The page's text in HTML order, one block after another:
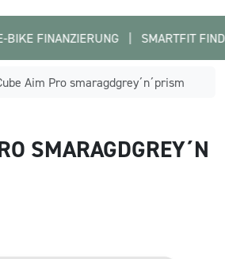
|   SMARTFIT FINDE
Aim Pro smaragdgrey´n´prism
SMARAGDGREY´N